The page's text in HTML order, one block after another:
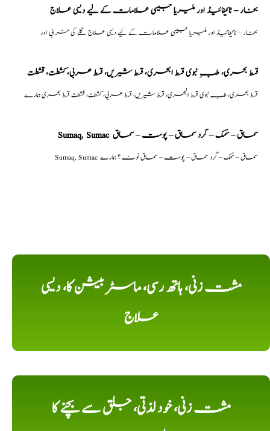
بخار – ٹائیفائیڈ اور ملیریا جیسی علامات کے لیے دیسی علاج
بخار – ٹائیفائیڈ اور ملیریا جیسی علامات کے لیے دیسی علاج گلے کی خرابی اور
قسط بحری، طبِ نبوی قسط البحری، قسط شیریں، قسط عربی، كشطت، قشطت
قسط بحری، طبِ نبوی قسط البحری، قسط شیریں، قسط عربی، كشطت، قشطت قسط بحری ہمارے
Sumaq, Sumac سماق – سُمک – گرد سماق – پوست – سماق
Sumaq, Sumac سماق – سُمک – گرد سماق – پوست – سماق نوٹ ؟ ہمارے
مشت زنی، ہاتھ رسی، ماسٹر بیشن کا، دیسی
علاج
مشت زنی، خود لذتی، جلق سے بچنے کا